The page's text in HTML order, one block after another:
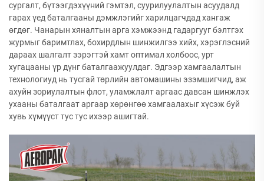
сургалт, бүтээгдэхүүний гэмтэл, суурилуулалтын асуудалд
гарах үед баталгааны дэмжлэгийг харилцагчдад хангаж
өгдөг. Чанарын хяналтын арга хэмжээнд гадаргууг бэлтгэх
журмыг баримтлах, бохирдлын шинжилгээ хийх, хэрэглэсний
дараах шалгалт зэрэгтэй хамт оптимал холбоос, урт
хугацааны үр дүнг баталгаажуулдаг. Эдгээр хамгаалалтын
технологиуд нь тусгай төрлийн автомашины эзэмшигчид, аж
ахуйн зориулалтын флот, уламжлалт аргаас давсан шинжлэх
ухааны баталгаат аргаар хөрөнгөө хамгаалахыг хүсэж буй
хувь хүмүүст тус тус ихээр ашигтай.